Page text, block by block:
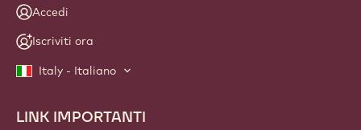
Accedi
Iscriviti ora
Italy - Italiano
Footer
LINK IMPORTANTI